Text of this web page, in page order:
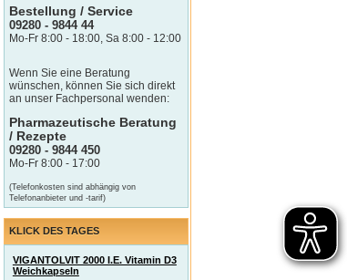
Bestellung / Service
09280 - 9844 44
Mo-Fr 8:00 - 18:00, Sa 8:00 - 12:00
Wenn Sie eine Beratung
wünschen, können Sie sich direkt
an unser Fachpersonal wenden:
Pharmazeutische Beratung
/ Rezepte
09280 - 9844 450
Mo-Fr 8:00 - 17:00
(Telefonkosten sind abhängig von
Telefonanbieter und -tarif)
KLICK DES TAGES
VIGANTOLVIT 2000 I.E. Vitamin D3
Weichkapseln